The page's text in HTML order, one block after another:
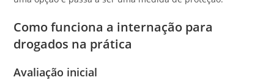
Como funciona a internação para
drogados na prática
Avaliação inicial